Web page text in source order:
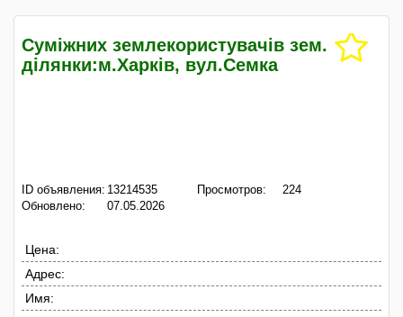
Суміжних землекористувачів зем.
ділянки:м.Харків, вул.Семка
ID объявления: 13214535
Обновлено:
07.05.2026
Просмотров: 224
Цена:
Адрес:
Имя: